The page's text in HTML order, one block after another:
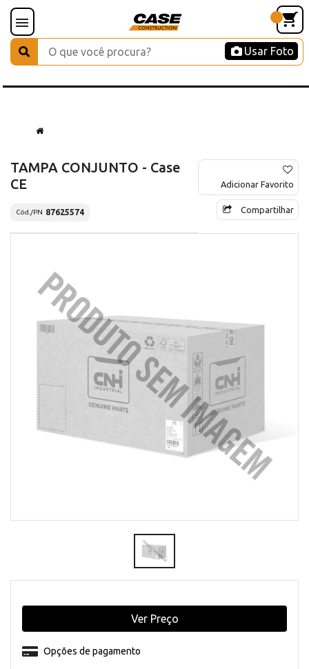
Usar Foto
TAMPA CONJUNTO - Case
CE
Cód./PN 87625574
Adicionar Favorito
Compartilhar
Opções de pagamento
Ver Preço